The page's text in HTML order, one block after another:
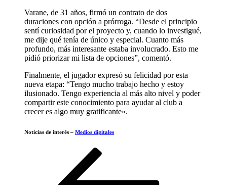
Varane, de 31 años, firmó un contrato de dos
duraciones con opción a prórroga. “Desde el principio
sentí curiosidad por el proyecto y, cuando lo investigué,
me dije qué tenía de único y especial. Cuanto más
profundo, más interesante estaba involucrado. Esto me
pidió priorizar mi lista de opciones”, comentó.
Finalmente, el jugador expresó su felicidad por esta
nueva etapa: “Tengo mucho trabajo hecho y estoy
ilusionado. Tengo experiencia al más alto nivel y poder
compartir este conocimiento para ayudar al club a
crecer es algo muy gratificante».
Noticias de interés – Medios digitales